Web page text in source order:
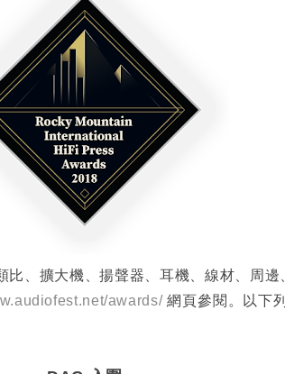
、擴大機、揚聲器、耳機、線材、周邊
awards/網頁參閱。以下